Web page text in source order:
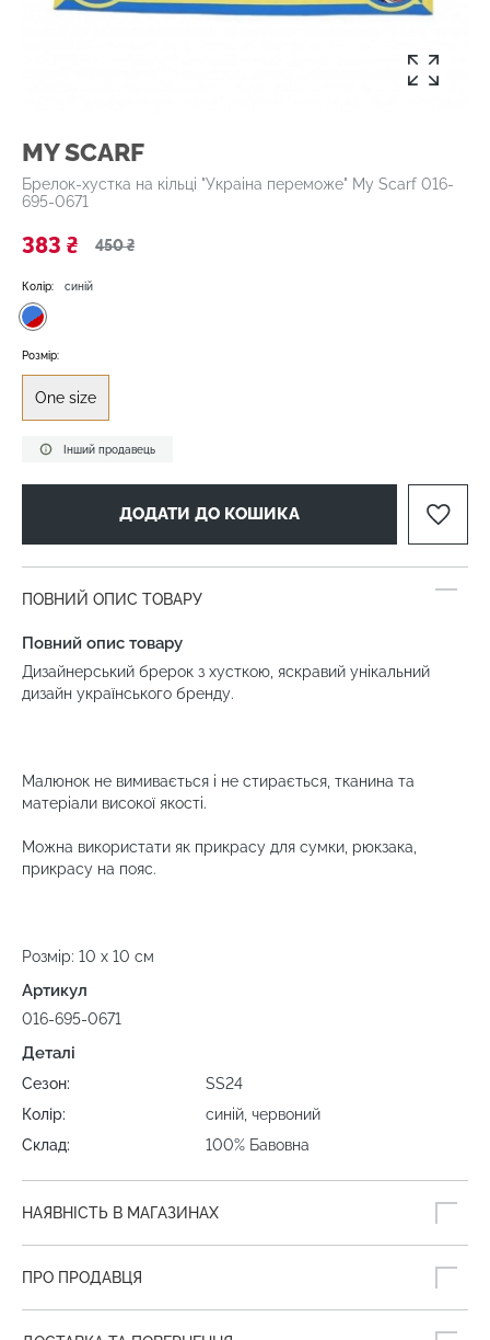
MY SCARF
Брелок-хустка на кільці "Украіна переможе" My Scarf 016-
695-0671
383 ₴ 450 ₴
Інший продавець
Колір: синій
Розмір:
One size
ДОДАТИ ДО КОШИКА
ПОВНИЙ ОПИС ТОВАРУ
Повний опис товару
Дизайнерський брерок з хусткою, яскравий унікальний
дизайн українського бренду.
Малюнок не вимивається і не стирається, тканина та
матеріали високої якості.
Можна використати як прикрасу для сумки, рюкзака,
прикрасу на пояс.
Розмір: 10 х 10 см
Артикул
016-695-0671
Деталі
Сезон:
SS24
Колір:
синій, червоний
Склад:
100% Бавовна
НАЯВНІСТЬ В МАГАЗИНАХ
ПРО ПРОДАВЦЯ